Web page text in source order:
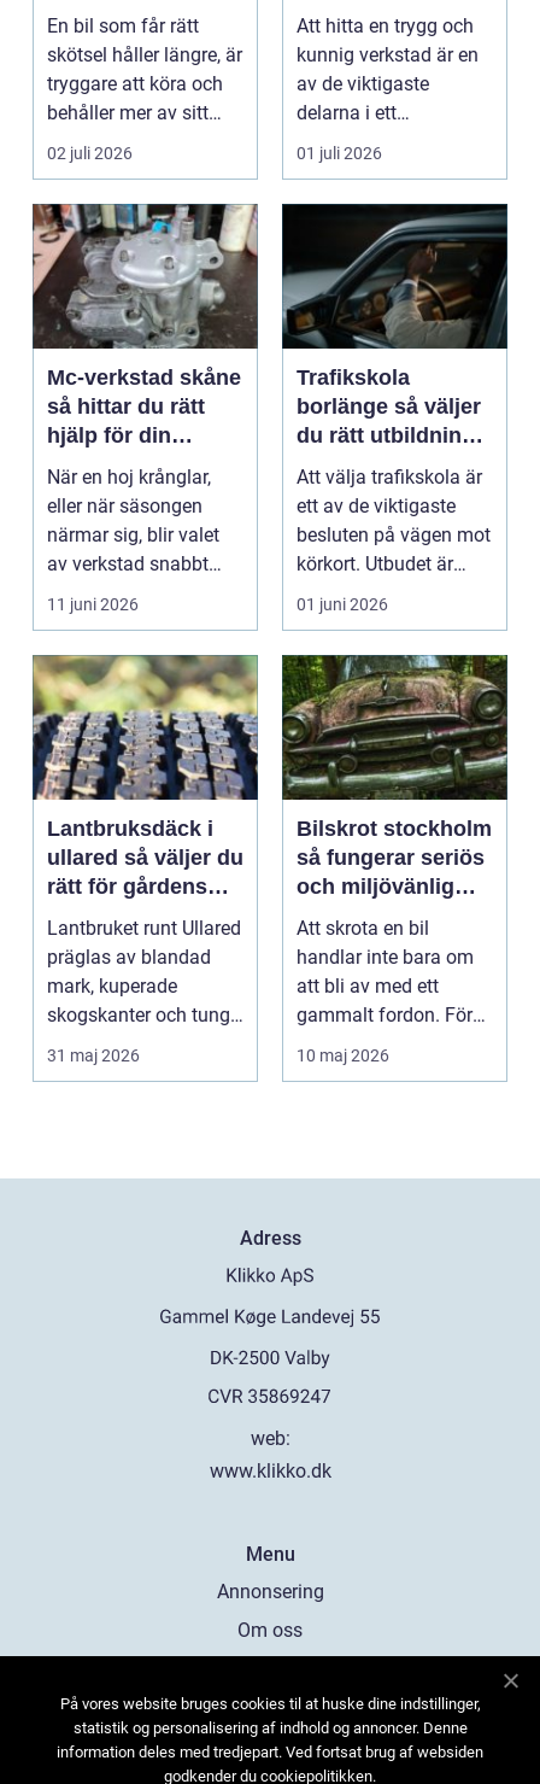
runt
En bil som får rätt
skötsel håller längre, är
tryggare att köra och
behåller mer av sitt
värde. I no...
02 juli 2026
din bil
Att hitta en trygg och
kunnig verkstad är en
av de viktigaste
delarna i ett
problemfritt bilägande.
01 juli 2026
Mc-verkstad skåne
så hittar du rätt
hjälp för din
motorcykel
När en hoj krånglar,
eller när säsongen
närmar sig, blir valet
av verkstad snabbt
avgörande. En MC-v...
11 juni 2026
Trafikskola
borlänge så väljer
du rätt utbildning
mot körkort
Att välja trafikskola är
ett av de viktigaste
besluten på vägen mot
körkort. Utbudet är
stort, prise...
01 juni 2026
Lantbruksdäck i
ullared så väljer du
rätt för gårdens
behov
Lantbruket runt Ullared
präglas av blandad
mark, kuperade
skogskanter och tunga
arbetsmoment.
Däckva...
31 maj 2026
Bilskrot stockholm
så fungerar seriös
och miljövänlig
bilskrotning
Att skrota en bil
handlar inte bara om
att bli av med ett
gammalt fordon. För
bilägare i och runt St...
10 maj 2026
Adress
web:
www.klikko.dk
Menu
Annonsering
Om oss
Kontakta oss
Sitemap
På vores website bruges cookies til at huske dine indstillinger,
statistik og personalisering af indhold og annoncer. Denne
information deles med tredjepart. Ved fortsat brug af websiden
godkender du cookiepolitikken.